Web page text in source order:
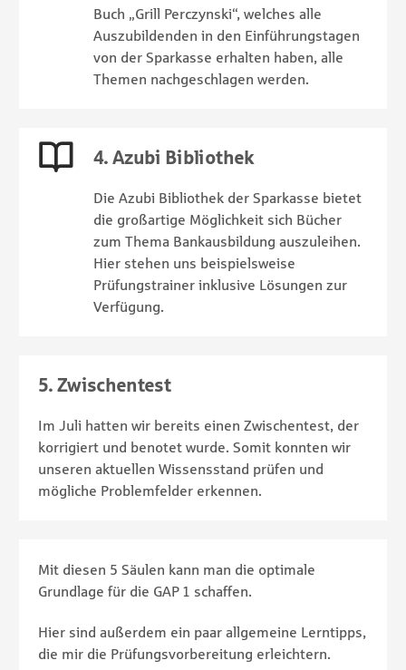
Buch „Grill Perczynski“, welches alle
Auszubildenden in den Einführungstagen
von der Sparkasse erhalten haben, alle
Themen nachgeschlagen werden.
4. Azubi Bibliothek
Die Azubi Bibliothek der Sparkasse bietet
die großartige Möglichkeit sich Bücher
zum Thema Bankausbildung auszuleihen.
Hier stehen uns beispielsweise
Prüfungstrainer inklusive Lösungen zur
Verfügung.
5. Zwischentest
Im Juli hatten wir bereits einen Zwischentest, der
korrigiert und benotet wurde. Somit konnten wir
unseren aktuellen Wissensstand prüfen und
mögliche Problemfelder erkennen.
Mit diesen 5 Säulen kann man die optimale
Grundlage für die GAP 1 schaffen.
Hier sind außerdem ein paar allgemeine Lerntipps,
die mir die Prüfungsvorbereitung erleichtern.